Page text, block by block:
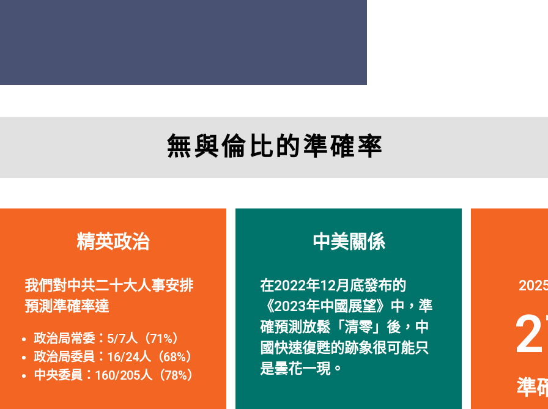
Managing Director,
無與倫比的準確率
精英政治
我們對中共二十大人事安排
預測準確率達
政治局常委：5/7人（71%）
政治局委員：16/24人（68%）
中央委員：160/205人（78%）
中美關係
在2022年12月底發布的
《2023年中國展望》中，準
確預測放鬆「清零」後，中
國快速復甦的跡象很可能只
是曇花一現。
準